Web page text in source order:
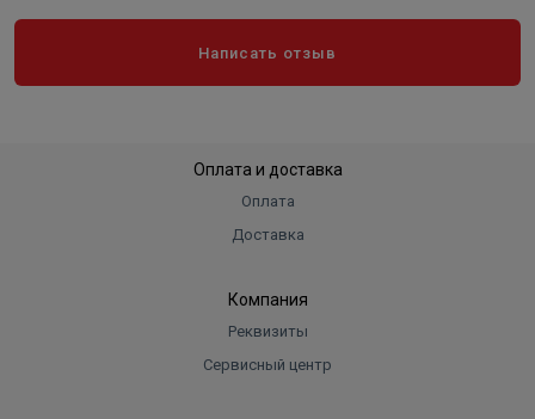
Написать отзыв
Оплата и доставка
Оплата
Доставка
Компания
Реквизиты
Сервисный центр